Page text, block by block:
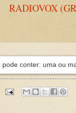
RADIOVOX